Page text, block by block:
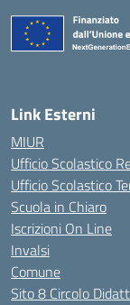
Link Esterni
MIUR
Ufficio Scolastico
Ufficio Scolastico
Scuola in Chiaro
Iscrizioni On Line
Invalsi
Comune
Sito 8 Circolo